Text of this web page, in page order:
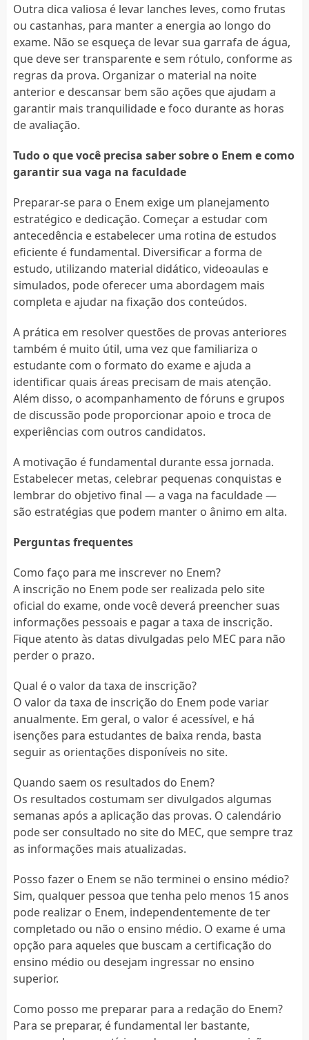
Outra dica valiosa é levar lanches leves, como frutas
ou castanhas, para manter a energia ao longo do
exame. Não se esqueça de levar sua garrafa de água,
que deve ser transparente e sem rótulo, conforme as
regras da prova. Organizar o material na noite
anterior e descansar bem são ações que ajudam a
garantir mais tranquilidade e foco durante as horas
de avaliação.
Tudo o que você precisa saber sobre o Enem e como
garantir sua vaga na faculdade
Preparar-se para o Enem exige um planejamento
estratégico e dedicação. Começar a estudar com
antecedência e estabelecer uma rotina de estudos
eficiente é fundamental. Diversificar a forma de
estudo, utilizando material didático, videoaulas e
simulados, pode oferecer uma abordagem mais
completa e ajudar na fixação dos conteúdos.
A prática em resolver questões de provas anteriores
também é muito útil, uma vez que familiariza o
estudante com o formato do exame e ajuda a
identificar quais áreas precisam de mais atenção.
Além disso, o acompanhamento de fóruns e grupos
de discussão pode proporcionar apoio e troca de
experiências com outros candidatos.
A motivação é fundamental durante essa jornada.
Estabelecer metas, celebrar pequenas conquistas e
lembrar do objetivo final — a vaga na faculdade —
são estratégias que podem manter o ânimo em alta.
Perguntas frequentes
Como faço para me inscrever no Enem?
A inscrição no Enem pode ser realizada pelo site
oficial do exame, onde você deverá preencher suas
informações pessoais e pagar a taxa de inscrição.
Fique atento às datas divulgadas pelo MEC para não
perder o prazo.
Qual é o valor da taxa de inscrição?
O valor da taxa de inscrição do Enem pode variar
anualmente. Em geral, o valor é acessível, e há
isenções para estudantes de baixa renda, basta
seguir as orientações disponíveis no site.
Quando saem os resultados do Enem?
Os resultados costumam ser divulgados algumas
semanas após a aplicação das provas. O calendário
pode ser consultado no site do MEC, que sempre traz
as informações mais atualizadas.
Posso fazer o Enem se não terminei o ensino médio?
Sim, qualquer pessoa que tenha pelo menos 15 anos
pode realizar o Enem, independentemente de ter
completado ou não o ensino médio. O exame é uma
opção para aqueles que buscam a certificação do
ensino médio ou desejam ingressar no ensino
superior.
Como posso me preparar para a redação do Enem?
Para se preparar, é fundamental ler bastante,